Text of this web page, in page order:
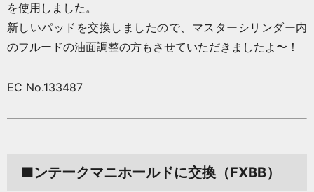
を使用しました。
新しいパッドを交換しましたので、マスターシリンダー内
のフルードの油面調整の方もさせていただきましたよ〜！
EC No.133487
■ンテークマニホールドに交換（FXBB）